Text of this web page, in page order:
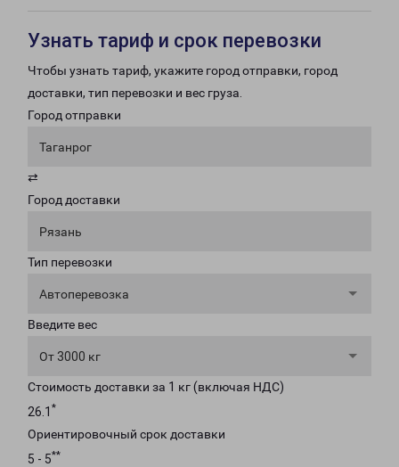
Узнать тариф и срок перевозки
Чтобы узнать тариф, укажите город отправки, город
доставки, тип перевозки и вес груза.
Город отправки
Таганрог
⇄
Город доставки
Рязань
Тип перевозки
Автоперевозка
Введите вес
От 3000 кг
Стоимость доставки за 1 кг (включая НДС)
26.1 *
Ориентировочный срок доставки
5 - 5**